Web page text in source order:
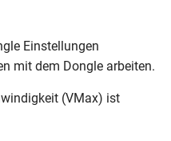
Einstellungen
mit dem Dongle arbeiten.
(VMax) ist